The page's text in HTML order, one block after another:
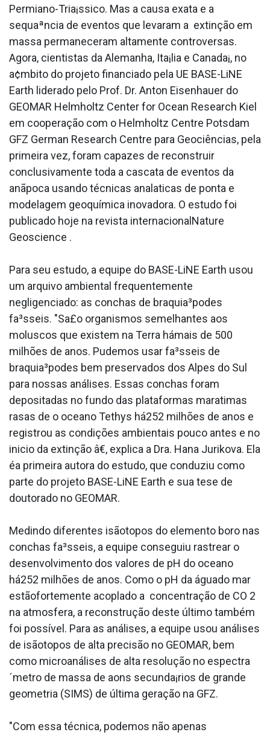
Permiano-Tria¡ssico. Mas a causa exata e a
sequaªncia de eventos que levaram a extinção em
massa permaneceram altamente controversas.
Agora, cientistas da Alemanha, Ita¡lia e Canada¡, no
a¢mbito do projeto financiado pela UE BASE-LiNE
Earth liderado pelo Prof. Dr. Anton Eisenhauer do
GEOMAR Helmholtz Center for Ocean Research Kiel
em cooperação com o Helmholtz Centre Potsdam
GFZ German Research Centre para Geociências, pela
primeira vez, foram capazes de reconstruir
conclusivamente toda a cascata de eventos da
anãpoca usando técnicas anala­ticas de ponta e
modelagem geoquímica inovadora. O estudo foi
publicado hoje na revista internacionalNature
Geoscience .
Para seu estudo, a equipe do BASE-LiNE Earth usou
um arquivo ambiental frequentemente
negligenciado: as conchas de braquia³podes
fa³sseis. "Sa£o organismos semelhantes aos
moluscos que existem na Terra hámais de 500
milhões de anos. Pudemos usar fa³sseis de
braquia³podes bem preservados dos Alpes do Sul
para nossas análises. Essas conchas foram
depositadas no fundo das plataformas mara­timas
rasas de o oceano Tethys há252 milhões de anos e
registrou as condições ambientais pouco antes e no
ini­cio da extinção â€, explica a Dra. Hana Jurikova. Ela
éa primeira autora do estudo, que conduziu como
parte do projeto BASE-LiNE Earth e sua tese de
doutorado no GEOMAR.
Medindo diferentes isãotopos do elemento boro nas
conchas fa³sseis, a equipe conseguiu rastrear o
desenvolvimento dos valores de pH do oceano
há252 milhões de anos. Como o pH da águado mar
estãofortemente acoplado a concentração de CO 2
na atmosfera, a reconstrução deste último também
foi possí­vel. Para as análises, a equipe usou análises
de isãotopos de alta precisão no GEOMAR, bem
como microanálises de alta resolução no espectra
´metro de massa de a­ons secunda¡rios de grande
geometria (SIMS) de última geração na GFZ.
"Com essa técnica, podemos não apenas